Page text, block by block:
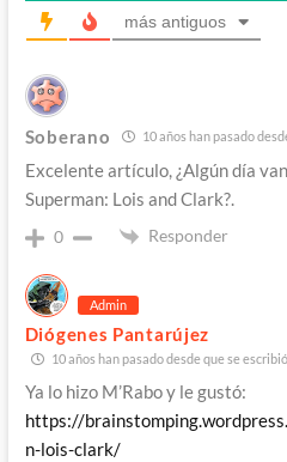
más antiguos
Soberano 10 años han pasado
Excelente artículo, ¿Algún día
Superman: Lois and Clark?.
0 Responder
Admin
Diógenes Pantarújez
10 años han pasado desde que se
Ya lo hizo M’Rabo y le gustó:
https://
n-lois-clark/